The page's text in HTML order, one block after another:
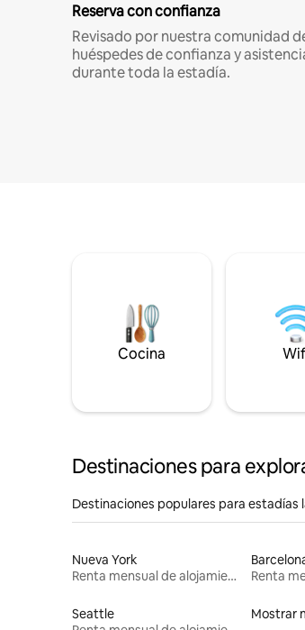
Reserva con confianza
Revisado por nuestra comunidad
huéspedes de confianza y
durante toda la estadía.
Cocina
Destinaciones para
Destinaciones populares para estadías
Nueva York
Renta mensual de alojamientos
Seattle
Mostrar